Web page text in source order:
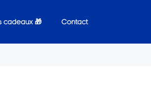
cadeaux 🎁 Contact